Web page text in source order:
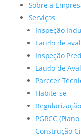
Sobre a
Serviços
Inspeção
Laudo de
Inspeção
Laudo de
Parecer
Habite-se
PGRCC
Construção